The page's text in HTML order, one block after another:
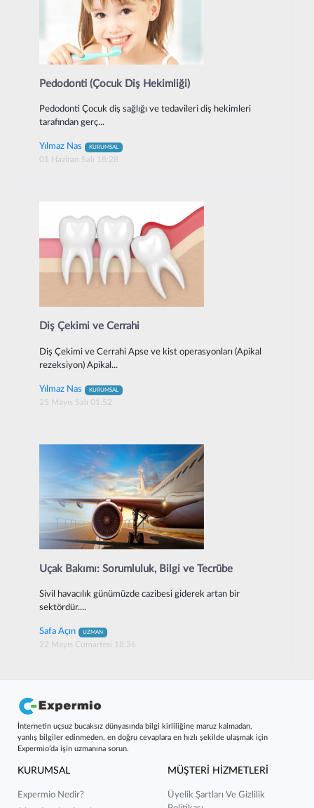
Pedodonti (Çocuk Diş Hekimliği)
Pedodonti Çocuk diş sağlığı ve tedavileri diş hekimleri
tarafından gerç...
Yılmaz Nas KURUMSAL
01 Haziran Salı 18:28
Diş Çekimi ve Cerrahi
Diş Çekimi ve Cerrahi Apse ve kist operasyonları (Apikal
rezeksiyon) Apikal...
Yılmaz Nas KURUMSAL
25 Mayıs Salı 01:52
Uçak Bakımı: Sorumluluk, Bilgi ve Tecrübe
Sivil havacılık günümüzde cazibesi giderek artan bir
sektördür....
Safa Açın UZMAN
22 Mayıs Cumartesi 18:36
İnternetin uçsuz bucaksız dünyasında bilgi kirliliğine maruz kalmadan,
yanlış bilgiler edinmeden, en doğru cevaplara en hızlı şekilde ulaşmak için
Expermio’da işin uzmanına sorun.
KURUMSAL
Expermio Nedir?
MÜŞTERİ HİZMETLERİ
Üyelik Şartları Ve Gizlilik